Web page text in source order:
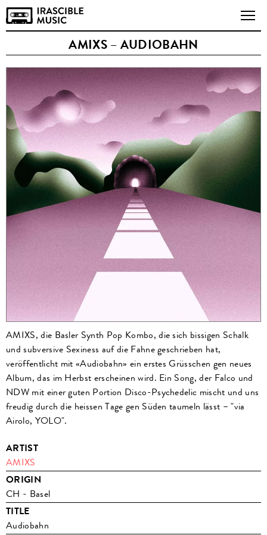
AMIXS – AUDIOBAHN
AMIXS, die Basler Synth Pop Kombo, die sich bissigen Schalk
und subversive Sexiness auf die Fahne geschrieben hat,
veröffentlicht mit «Audiobahn» ein erstes Grüsschen gen neues
Album, das im Herbst erscheinen wird. Ein Song, der Falco und
NDW mit einer guten Portion Disco-Psychedelic mischt und uns
freudig durch die heissen Tage gen Süden taumeln lässt – "via
Airolo, YOLO".
ARTIST
AMIXS
ORIGIN
CH - Basel
TITLE
Audiobahn